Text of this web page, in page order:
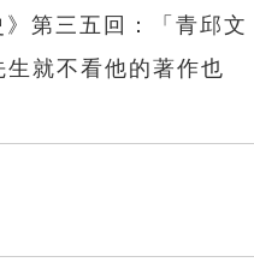
第三五回：「青邱文
就不看他的著作也